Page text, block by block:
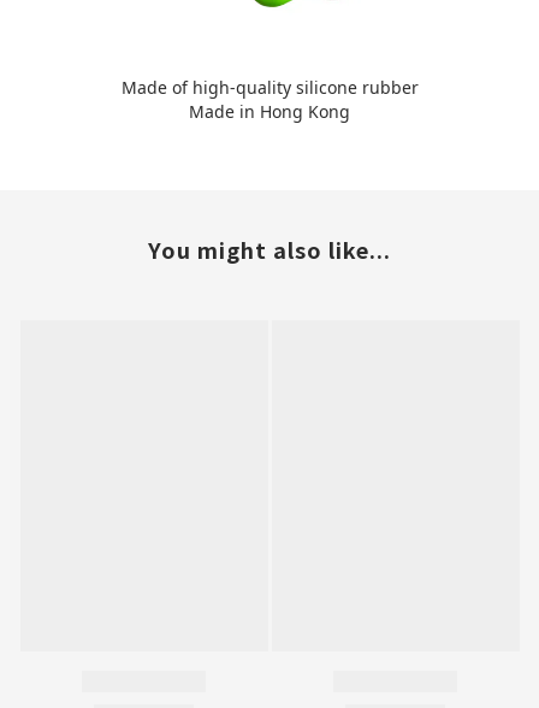
Made of high-quality silicone rubber
Made in Hong Kong
You might also like...